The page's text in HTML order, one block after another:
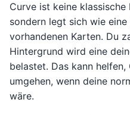
Curve ist keine
sondern legt sich wie
vorhandenen Karten. Du
Hintergrund wird eine
belastet. Das kann
umgehen, wenn deine
wäre.